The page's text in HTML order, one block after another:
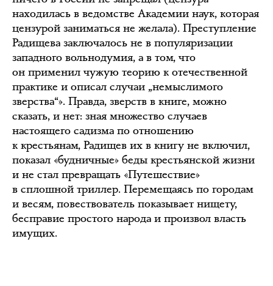
находилась в ведомстве Академии наук, которая
цензурой заниматься не желала). Преступление
Радищева заключалось не в популяризации
западного вольнодумия, а в том, что
он применил чужую теорию к отечественной
практике и описал случаи „немыслимого
зверства“». Правда, зверств в книге, можно
сказать, и нет: зная множество случаев
настоящего садизма по отношению
к крестьянам, Радищев их в книгу не включил,
показал «будничные» беды крестьянской жизни
и не стал превращать «Путешествие»
в сплошной триллер. Перемещаясь по городам
и весям, повествователь показывает нищету,
бесправие простого народа и произвол власть
имущих.